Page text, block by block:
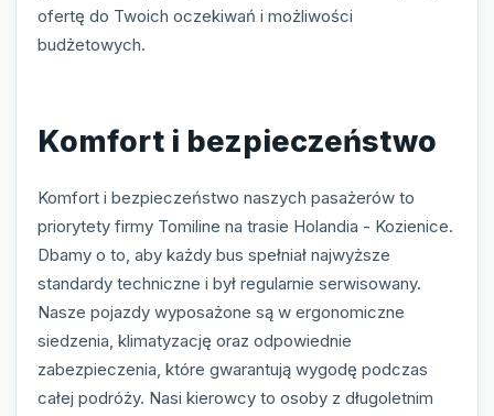
ofertę do Twoich oczekiwań i możliwości
budżetowych.
Komfort i bezpieczeństwo
Komfort i bezpieczeństwo naszych pasażerów to
priorytety firmy Tomiline na trasie Holandia - Kozienice.
Dbamy o to, aby każdy bus spełniał najwyższe
standardy techniczne i był regularnie serwisowany.
Nasze pojazdy wyposażone są w ergonomiczne
siedzenia, klimatyzację oraz odpowiednie
zabezpieczenia, które gwarantują wygodę podczas
całej podróży. Nasi kierowcy to osoby z długoletnim